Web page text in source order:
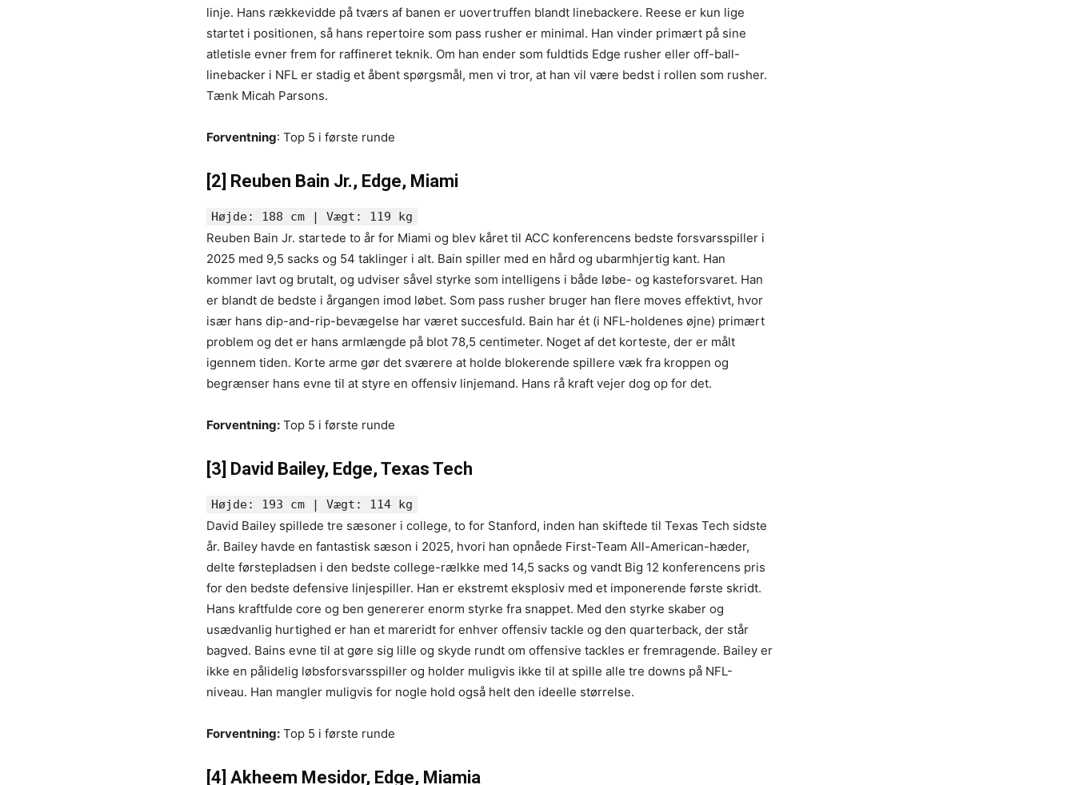
linje. Hans rækkevidde på tværs af banen er uovertruffen blandt linebackere. Reese er kun lige
startet i positionen, så hans repertoire som pass rusher er minimal. Han vinder primært på sine
atletisle evner frem for raffineret teknik. Om han ender som fuldtids Edge rusher eller off-ball-
linebacker i NFL er stadig et åbent spørgsmål, men vi tror, at han vil være bedst i rollen som rusher.
Tænk Micah Parsons.
Forventning: Top 5 i første runde
[2] Reuben Bain Jr., Edge, Miami
Højde: 188 cm | Vægt: 119 kg
Reuben Bain Jr. startede to år for Miami og blev kåret til ACC konferencens bedste forsvarsspiller i
2025 med 9,5 sacks og 54 taklinger i alt. Bain spiller med en hård og ubarmhjertig kant. Han
kommer lavt og brutalt, og udviser såvel styrke som intelligens i både løbe- og kasteforsvaret. Han
er blandt de bedste i årgangen imod løbet. Som pass rusher bruger han flere moves effektivt, hvor
især hans dip-and-rip-bevægelse har været succesfuld. Bain har ét (i NFL-holdenes øjne) primært
problem og det er hans armlængde på blot 78,5 centimeter. Noget af det korteste, der er målt
igennem tiden. Korte arme gør det sværere at holde blokerende spillere væk fra kroppen og
begrænser hans evne til at styre en offensiv linjemand. Hans rå kraft vejer dog op for det.
Forventning: Top 5 i første runde
[3] David Bailey, Edge, Texas Tech
Højde: 193 cm | Vægt: 114 kg
David Bailey spillede tre sæsoner i college, to for Stanford, inden han skiftede til Texas Tech sidste
år. Bailey havde en fantastisk sæson i 2025, hvori han opnåede First-Team All-American-hæder,
delte førstepladsen i den bedste college-rælkke med 14,5 sacks og vandt Big 12 konferencens pris
for den bedste defensive linjespiller. Han er ekstremt eksplosiv med et imponerende første skridt.
Hans kraftfulde core og ben genererer enorm styrke fra snappet. Med den styrke skaber og
usædvanlig hurtighed er han et mareridt for enhver offensiv tackle og den quarterback, der står
bagved. Bains evne til at gøre sig lille og skyde rundt om offensive tackles er fremragende. Bailey er
ikke en pålidelig løbsforsvarsspiller og holder muligvis ikke til at spille alle tre downs på NFL-
niveau. Han mangler muligvis for nogle hold også helt den ideelle størrelse.
Forventning: Top 5 i første runde
[4] Akheem Mesidor, Edge, Miamia